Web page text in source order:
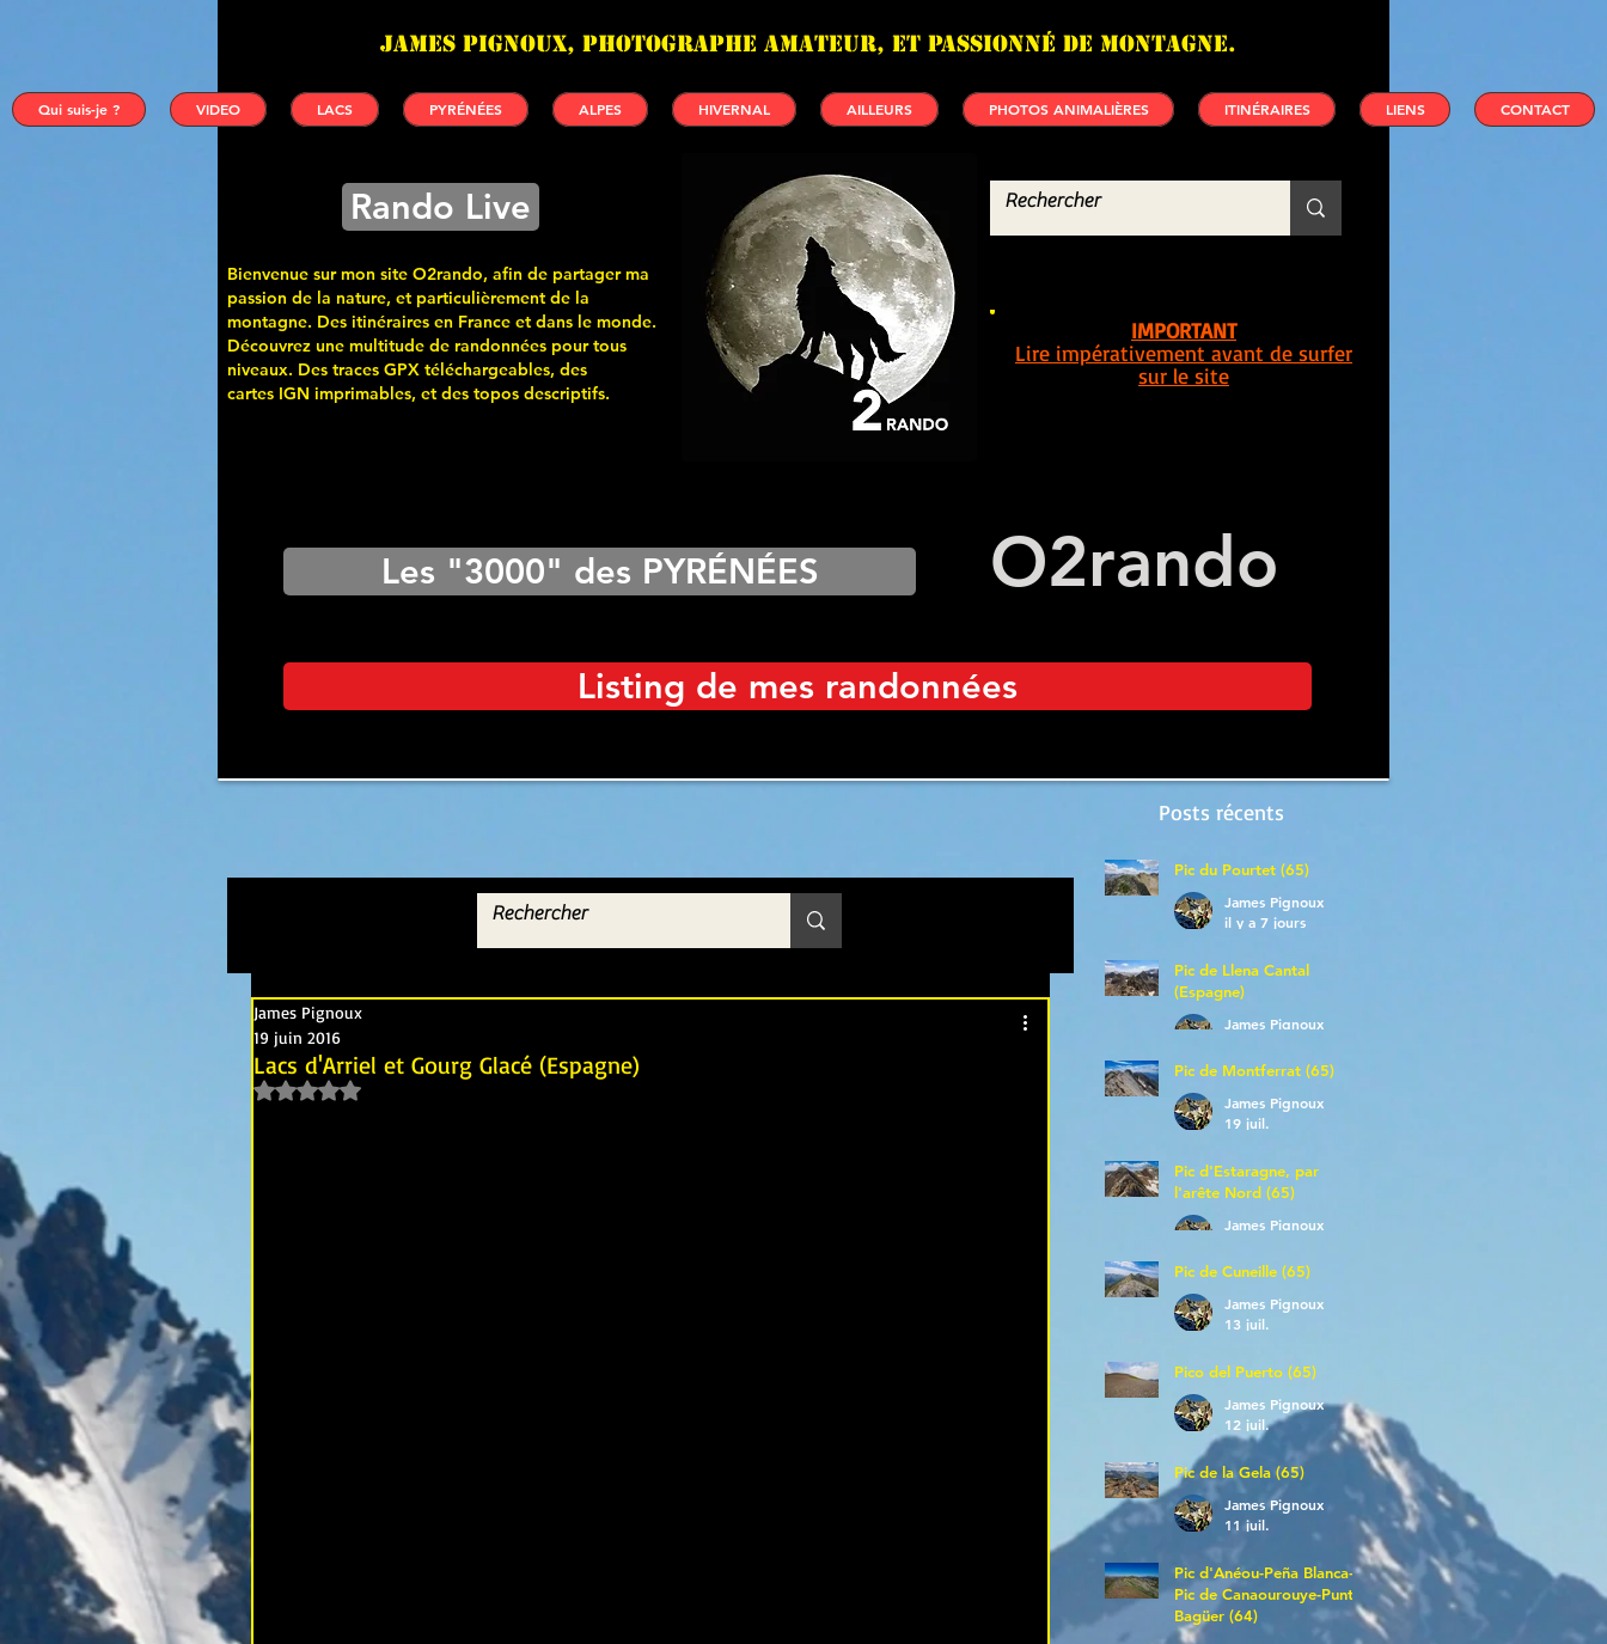
James PIGNOUX, photographe amateur, et passionné de montagne.
Qui suis-je ? VIDEO LACS PYRÉNÉES ALPES HIVERNAL AILLEURS PHOTOS ANIMALIÈRES ITINÉRAIRES LIENS CONTACT
Rando Live
Bienvenue sur mon site O2rando, afin de partager ma
passion de la nature, et particulièrement de la
montagne. Des itinéraires en France et dans le monde.
Découvrez une multitude de randonnées pour tous
niveaux. Des traces GPX téléchargeables, des
cartes IGN imprimables, et des topos descriptifs.
IMPORTANT
Lire impérativement avant de surfer
sur le site
Les "3000" des PYRÉNÉES O2rando
Listing de mes randonnées
Posts récents
Lacs d'Arriel et Gourg Glacé (Espagne)
James Pignoux
19 juin 2016
Noté NaN étoiles sur 5.
Pic du Pourtet (65)
James Pignoux
il y a 7 jours
Pic de Llena Cantal
(Espagne)
James Pignoux
Pic de Montferrat (65)
James Pignoux
19 juil.
Pic d'Estaragne, par
l'arête Nord (65)
James Pignoux
Pic de Cuneille (65)
James Pignoux
13 juil.
Pico del Puerto (65)
James Pignoux
12 juil.
Pic de la Gela (65)
James Pignoux
11 juil.
Pic d'Anéou-Peña Blanca-
Pic de Canaourouye-Punta
Bagüer (64)